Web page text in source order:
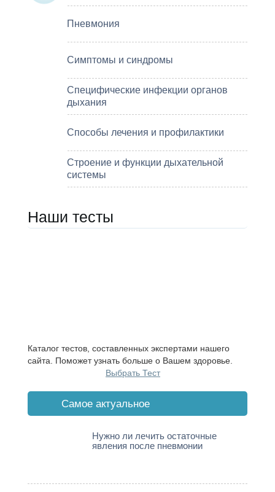
Пневмония
Симптомы и синдромы
Специфические инфекции органов
дыхания
Способы лечения и профилактики
Строение и функции дыхательной
системы
Наши тесты
Каталог тестов, составленных экспертами нашего
сайта. Поможет узнать больше о Вашем здоровье.
Выбрать Тест
Cамое актуальное
Нужно ли лечить остаточные
явления после пневмонии